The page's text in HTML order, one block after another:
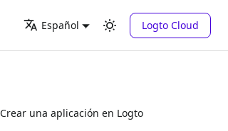
Español Logto Cloud
Crear una aplicación en Logto